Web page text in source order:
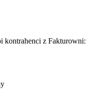
kontrahenci z Fakturowni: